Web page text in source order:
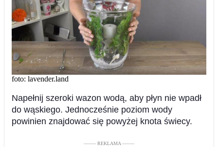
foto: lavender.land
Napełnij szeroki wazon wodą, aby płyn nie wpadł
do wąskiego. Jednocześnie poziom wody
powinien znajdować się powyżej knota świecy.
––––– REKLAMA –––––